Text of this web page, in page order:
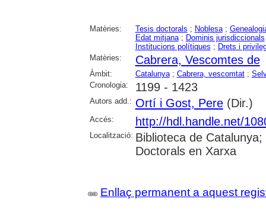
Matèries: Tesis doctorals ; Noblesa;
Edat mitjana; Dominis jurisdiccionals
Institucions polítiques ; Drets i
Matèries:
Cabrera, Vescomtes de
Àmbit: Catalunya; Cabrera, vescomtat;
Cronologia:
1199 - 1423
Autors add.: Ortí i Gost, Pere(Dir.)
Accés: http://hdl.handle.net/
Localització: Biblioteca de
Doctorals en Xarxa
Enllaç permanent a aquest